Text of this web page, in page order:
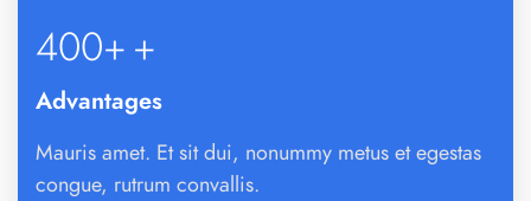
400++
Advantages
Mauris amet. Et sit dui, nonummy metus et egestas
congue, rutrum convallis.